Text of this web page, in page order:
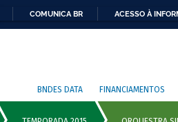
COMUNICA BR ACESSO À
BNDES DATA FINANCIAMENTOS